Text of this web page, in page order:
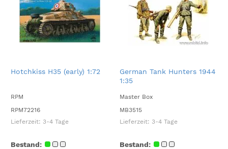
Hotchkiss H35 (early) 1:72
RPM
RPM72216
Lieferzeit: 3-4 Tage
Bestand:
German Tank Hunters 1944
1:35
Master Box
MB3515
Lieferzeit: 3-4 Tage
Bestand: